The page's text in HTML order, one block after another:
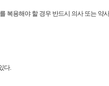
복용해야 할 경우 반드시 의사 또는 약
다.